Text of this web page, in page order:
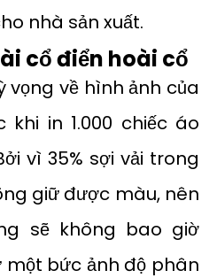
nhà sản xuất.
cổ điển hoài cổ
vọng về hình ảnh của
in 1.000 chiếc áo
vì 35% sợi vải trong
giữ được màu, nên
sẽ không bao giờ
bức ảnh độ phân